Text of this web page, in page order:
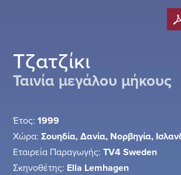
Τζατζίκι
Ταινία μεγάλου μήκους
Έτος: 1999
Χώρα: Σουηδία, Δανία, Νορβηγία,
Εταιρεία Παραγωγής: TV4 Sweden
Σκηνοθέτης: Ella Lemhagen